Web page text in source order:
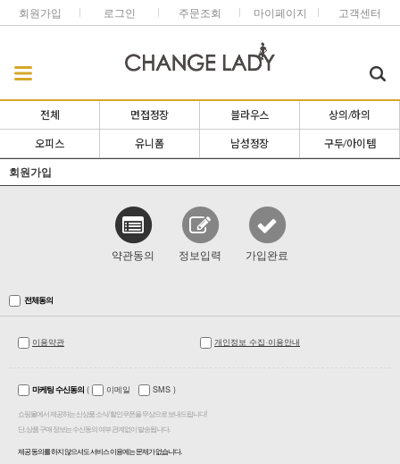
회원가입 로그인 주문조회 마이페이지 고객센터
전체 면접정장 블라우스 상의/하의
오피스 유니폼 남성정장 구두/아이템
회원가입
약관동의 정보입력 가입완료
전체동의
이용약관 개인정보 수집·이용안내
마케팅 수신동의 ( 이메일 SMS )
쇼핑몰에서 제공하는 신상품 소식/ 할인쿠폰을 무상으로 보내드립니다!
단, 상품 구매 정보는 수신동의 여부 관계없이 발송됩니다.
제공 동의를 하지 않으셔도 서비스 이용에는 문제가 없습니다.